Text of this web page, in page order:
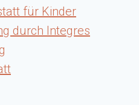
für Kinder
durch Integres